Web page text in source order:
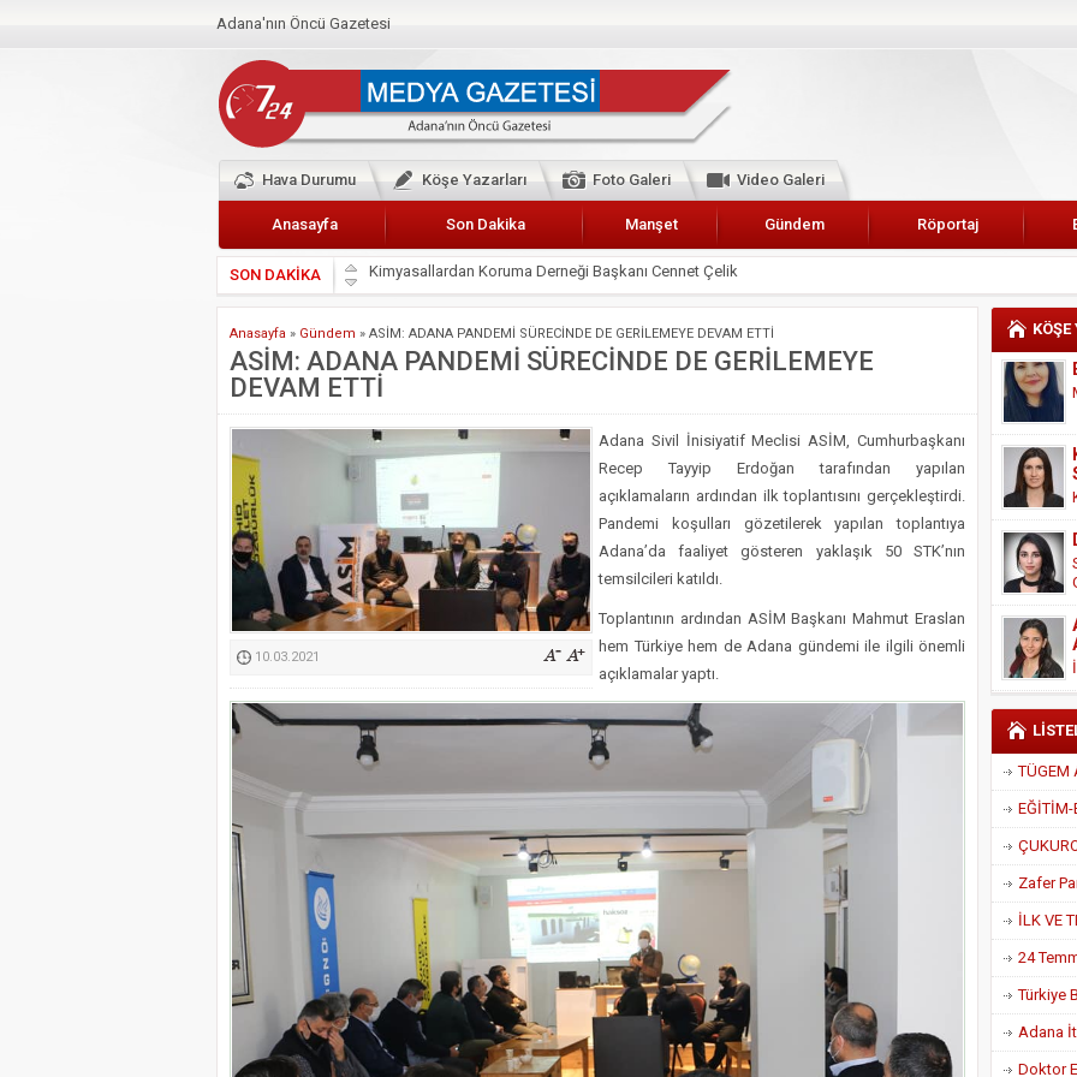
Adana'nın Öncü Gazetesi
Hava Durumu Köşe Yazarları Foto Galeri Video Galeri
Anasayfa Son Dakika Manşet Gündem Röportaj
SON DAKİKA
Başkan Güler’den Başkan Karalar’a hizmet çağrısı
Lokantacılar ve Kebapçılar Esnaf Odası Başkanı Şefik Arslan
Hak-İş Abdurrahman Yücel
HDP İL BİNASININ ÖNÜNDE ANNELER TARİH YAZIYORLAR
CEYHAN TİCARET ODASI
Hainler emellerine asla erişemeyecekler
BÖLGEMİZ ÇUKUROVA’DA 2019 YILI PAMUK HASADINA BAŞLANDI
İyi Parti Yüreğir İlçe Başkanı Enis Akyürek
Kimyasallardan Koruma Derneği Başkanı Cennet Çelik
Anasayfa » Gündem » ASİM: ADANA PANDEMİ SÜRECİNDE DE GERİLEMEYE DEVAM ETTİ
ASİM: ADANA PANDEMİ SÜRECİNDE DE GERİLEMEYE
DEVAM ETTİ
10.03.2021
Adana Sivil İnisiyatif Meclisi ASİM, Cumhurbaşkanı
Recep Tayyip Erdoğan tarafından yapılan
açıklamaların ardından ilk toplantısını gerçekleştirdi.
Pandemi koşulları gözetilerek yapılan toplantıya
Adana’da faaliyet gösteren yaklaşık 50 STK’nın
temsilcileri katıldı.
Toplantının ardından ASİM Başkanı Mahmut Eraslan
hem Türkiye hem de Adana gündemi ile ilgili önemli
açıklamalar yaptı.
Adana